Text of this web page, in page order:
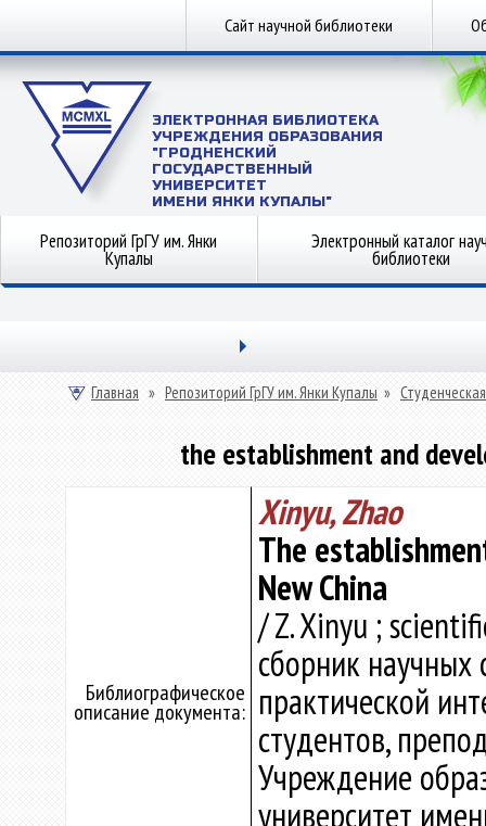
Сайт научной библиотеки
ЭЛЕКТРОННАЯ БИБЛИОТЕКА
УЧРЕЖДЕНИЯ ОБРАЗОВАНИЯ
"ГРОДНЕНСКИЙ
ГОСУДАРСТВЕННЫЙ
УНИВЕРСИТЕТ
ИМЕНИ ЯНКИ КУПАЛЫ"
Репозиторий ГрГУ им. Янки
Купалы
Электронный каталог
библиотеки
Главная » Репозиторий ГрГУ им. Янки Купалы »
the establishment and
Библиографическое
описание документа:
Xinyu, Zhao
The
New China
/ Z. Xinyu ;
сборник
практической
студентов,
Учреждение
университет